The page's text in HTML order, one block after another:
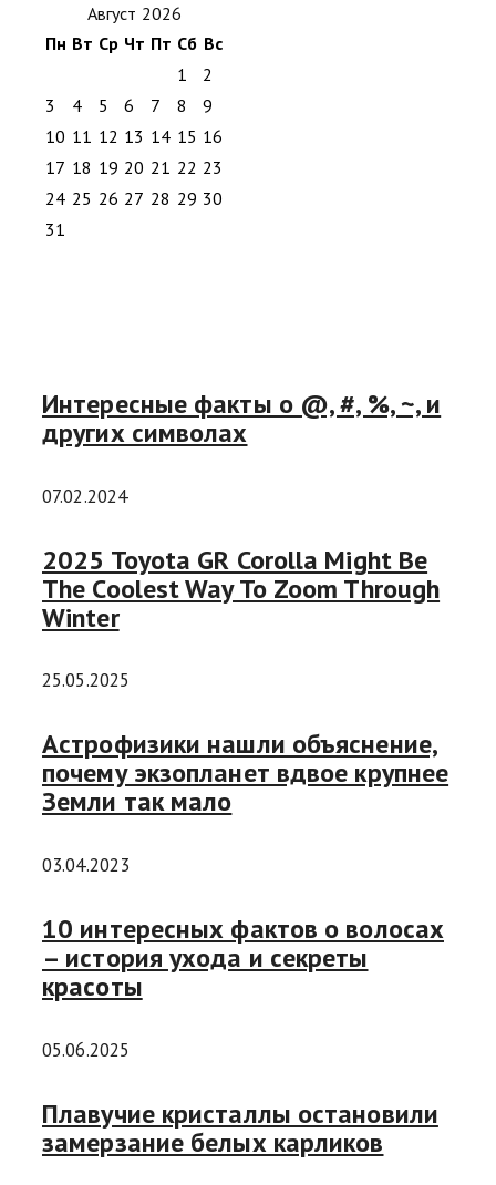
Август 2026
Пн Вт Ср Чт Пт Сб Вс
1
2
3
4 5 6 7 8
9
10 11 12 13 14 15 16
17 18 19 20 21 22 23
24 25 26 27 28 29 30
31
Интересные факты о @, #, %, ~, и
других символах
07.02.2024
2025 Toyota GR Corolla Might Be
The Coolest Way To Zoom Through
Winter
25.05.2025
Астрофизики нашли объяснение,
почему экзопланет вдвое крупнее
Земли так мало
03.04.2023
10 интересных фактов о волосах
– история ухода и секреты
красоты
05.06.2025
Плавучие кристаллы остановили
замерзание белых карликов